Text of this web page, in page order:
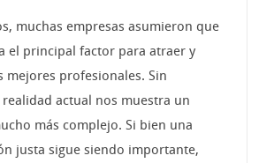
muchas empresas asumieron que
el principal factor para atraer y
mejores profesionales. Sin
actual nos muestra un
más complejo. Si bien una
justa sigue siendo importante,